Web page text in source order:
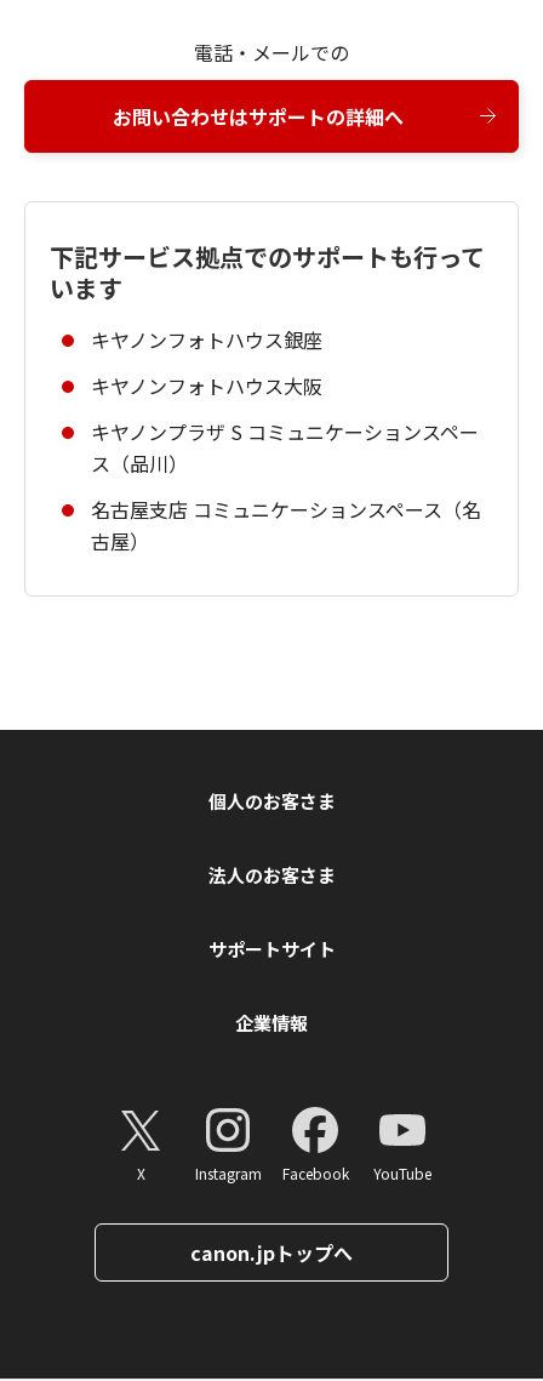
電話・メールでの
お問い合わせはサポートの詳細へ
下記サービス拠点でのサポートも行って
います
キヤノンフォトハウス銀座
キヤノンフォトハウス大阪
キヤノンプラザ S コミュニケーションスペー
ス（品川）
名古屋支店 コミュニケーションスペース（名
古屋）
個人のお客さま
法人のお客さま
サポートサイト
企業情報
X Instagram Facebook YouTube
canon.jpトップへ